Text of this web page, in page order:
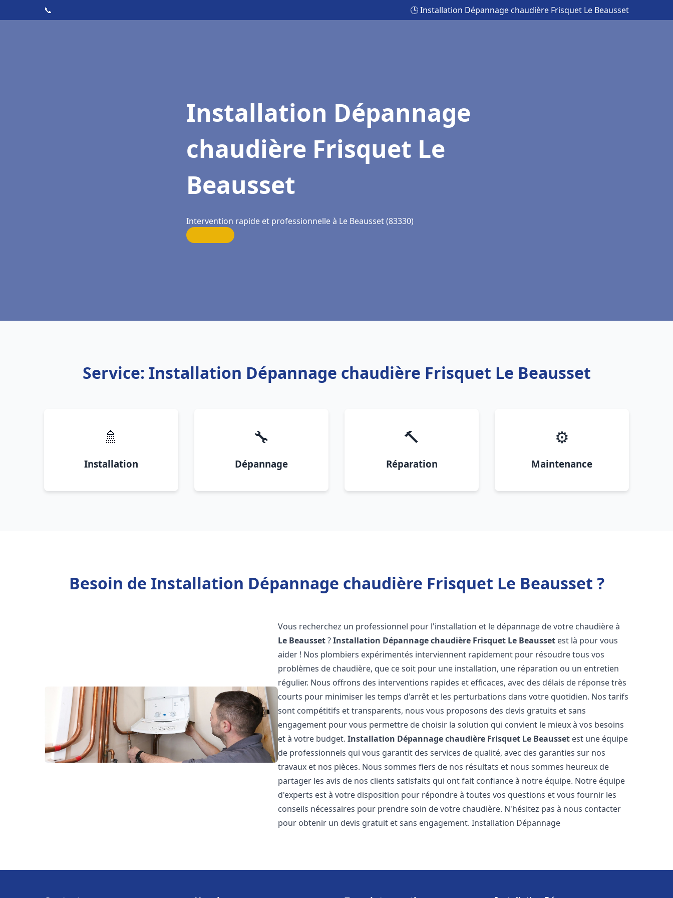
📞 🕒 Installation Dépannage chaudière Frisquet Le Beausset
Installation Dépannage
chaudière Frisquet Le
Beausset
Intervention rapide et professionnelle à Le Beausset (83330)
Service: Installation Dépannage chaudière Frisquet Le Beausset
🚿
Installation
🔧
Dépannage
🔨
Réparation
⚙️
Maintenance
Besoin de Installation Dépannage chaudière Frisquet Le Beausset ?
Vous recherchez un professionnel pour l'installation et le dépannage de votre chaudière à
Le Beausset?Installation Dépannage chaudière Frisquet Le Beausset est là pour vous
aider ! Nos plombiers expérimentés interviennent rapidement pour résoudre tous vos
problèmes de chaudière, que ce soit pour une installation, une réparation ou un entretien
régulier. Nous offrons des interventions rapides et efficaces, avec des délais de réponse très
courts pour minimiser les temps d'arrêt et les perturbations dans votre quotidien. Nos tarifs
sont compétitifs et transparents, nous vous proposons des devis gratuits et sans
engagement pour vous permettre de choisir la solution qui convient le mieux à vos besoins
et à votre budget.Installation Dépannage chaudière Frisquet Le Beausset est une équipe
de professionnels qui vous garantit des services de qualité, avec des garanties sur nos
travaux et nos pièces. Nous sommes fiers de nos résultats et nous sommes heureux de
partager les avis de nos clients satisfaits qui ont fait confiance à notre équipe. Notre équipe
d'experts est à votre disposition pour répondre à toutes vos questions et vous fournir les
conseils nécessaires pour prendre soin de votre chaudière. N'hésitez pas à nous contacter
pour obtenir un devis gratuit et sans engagement. Installation Dépannage